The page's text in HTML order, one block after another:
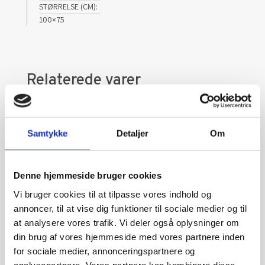
Samtykke Detaljer Om
Denne hjemmeside bruger cookies
Vi bruger cookies til at tilpasse vores indhold og
annoncer, til at vise dig funktioner til sociale medier og til
at analysere vores trafik. Vi deler også oplysninger om
din brug af vores hjemmeside med vores partnere inden
for sociale medier, annonceringspartnere og
STØRRELSE (CM)
100×75
Relaterede varer